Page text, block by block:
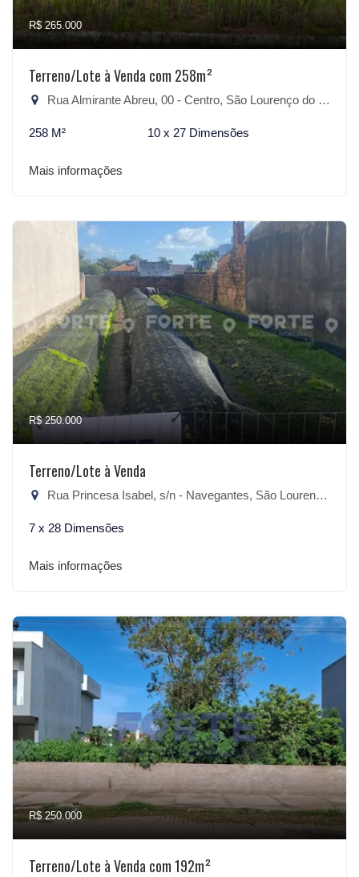
R$ 265.000
Terreno/Lote à Venda com 258m²
Rua Almirante Abreu, 00 - Centro, São Lourenço do Sul-RS
258 M² 10 x 27 Dimensões
Mais informações
R$ 250.000
Terreno/Lote à Venda
Rua Princesa Isabel, s/n - Navegantes, São Lourenço do Sul-RS
7 x 28 Dimensões
Mais informações
R$ 250.000
Terreno/Lote à Venda com 192m²